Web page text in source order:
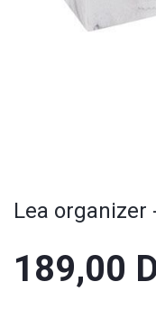
Lea
189,00